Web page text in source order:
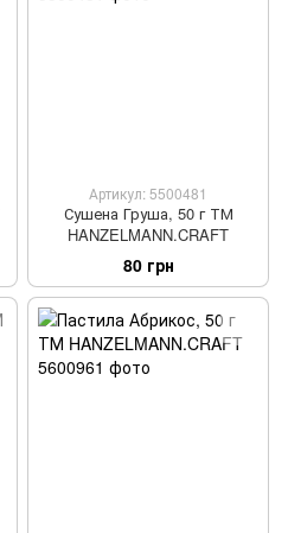
Артикул: 5500481
Сушена Груша, 50 г ТМ
HANZELMANN.CRAFT
80 грн